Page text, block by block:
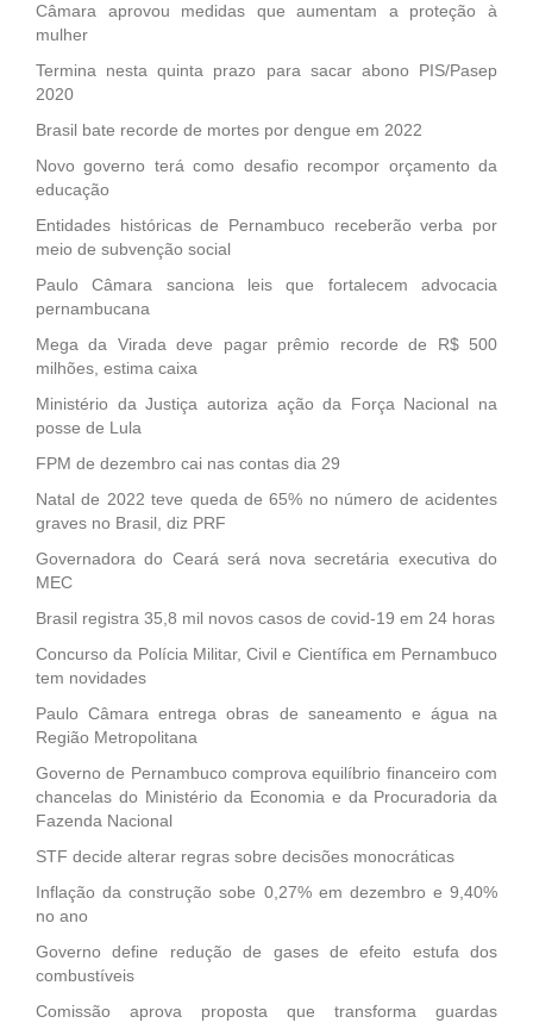
Câmara aprovou medidas que aumentam a proteção à
mulher
Termina nesta quinta prazo para sacar abono PIS/Pasep
2020
Brasil bate recorde de mortes por dengue em 2022
Novo governo terá como desafio recompor orçamento da
educação
Entidades históricas de Pernambuco receberão verba por
meio de subvenção social
Paulo Câmara sanciona leis que fortalecem advocacia
pernambucana
Mega da Virada deve pagar prêmio recorde de R$ 500
milhões, estima caixa
Ministério da Justiça autoriza ação da Força Nacional na
posse de Lula
FPM de dezembro cai nas contas dia 29
Natal de 2022 teve queda de 65% no número de acidentes
graves no Brasil, diz PRF
Governadora do Ceará será nova secretária executiva do
MEC
Brasil registra 35,8 mil novos casos de covid-19 em 24 horas
Concurso da Polícia Militar, Civil e Científica em Pernambuco
tem novidades
Paulo Câmara entrega obras de saneamento e água na
Região Metropolitana
Governo de Pernambuco comprova equilíbrio financeiro com
chancelas do Ministério da Economia e da Procuradoria da
Fazenda Nacional
STF decide alterar regras sobre decisões monocráticas
Inflação da construção sobe 0,27% em dezembro e 9,40%
no ano
Governo define redução de gases de efeito estufa dos
combustíveis
Comissão aprova proposta que transforma guardas